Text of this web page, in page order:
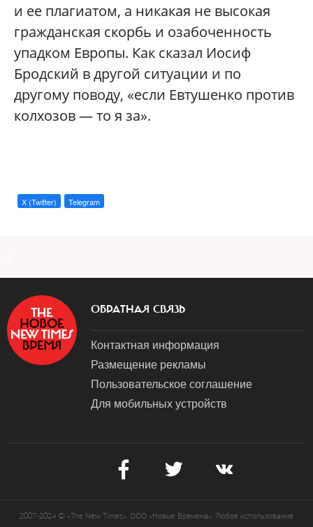
и ее плагиатом, а никакая не высокая
гражданская скорбь и озабоченность
упадком Европы. Как сказал Иосиф
Бродский в другой ситуации и по
другому поводу, «если Евтушенко против
колхозов — то я за».
X (Twitter) Telegram
ОБРАТНАЯ СВЯЗЬ
Контактная информация
Размещение рекламы
Пользовательское соглашение
Для мобильных устройств
2007-2024 © «The New Times». ООО «Новые Времена». Любое использование